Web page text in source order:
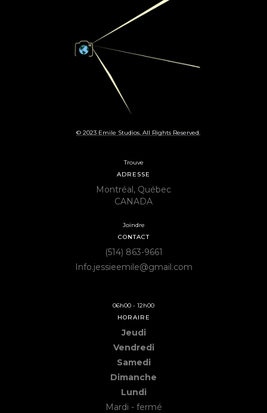
© 2023 Emile Studios, All Rights Reserved.
Trouve
ADRESSE
Montréal, Québec
CANADA
Joindre
CONTACT
(514) 863-9661
Info.jessieemile@gmail.com
06h00 - 12h00
HORAIRE
Jeudi
Vendredi
Samedi
Dimanche
Lundi
Mardi - fermé